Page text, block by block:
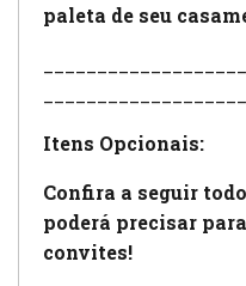
paleta de seu
Itens Opcionais:
Confira a seguir
poderá precisar
convites!